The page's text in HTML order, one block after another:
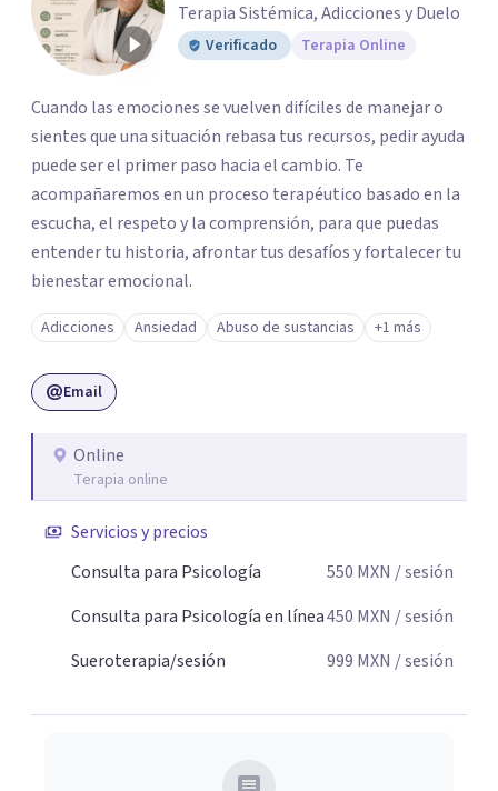
Terapia Sistémica, Adicciones y Duelo
Verificado Terapia Online
Cuando las emociones se vuelven difíciles de manejar o
sientes que una situación rebasa tus recursos, pedir ayuda
puede ser el primer paso hacia el cambio. Te
acompañaremos en un proceso terapéutico basado en la
escucha, el respeto y la comprensión, para que puedas
entender tu historia, afrontar tus desafíos y fortalecer tu
bienestar emocional.
Adicciones Ansiedad Abuso de sustancias +1 más
Email
Online
Terapia online
Servicios y precios
Consulta para Psicología
550 MXN / sesión
Consulta para Psicología en línea450 MXN / sesión
Sueroterapia/sesión
999 MXN / sesión